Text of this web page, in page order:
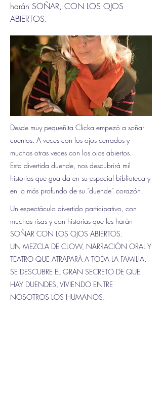
harán SOÑAR, CON LOS OJOS
ABIERTOS.
Desde muy pequeñita Clicka empezó a soñar
cuentos. A veces con los ojos cerrados y
muchas otras veces con los ojos abiertos.
Esta divertida duende, nos descubrirá mil
historias que guarda en su especial biblioteca y
en lo más profundo de su “duende” corazón.
Un espectáculo divertido participativo, con
muchas risas y con historias que les harán
SOÑAR CON LOS OJOS ABIERTOS.
UN MEZCLA DE CLOW, NARRACIÓN ORAL Y
TEATRO QUE ATRAPARÁ A TODA LA FAMILIA.
SE DESCUBRE EL GRAN SECRETO DE QUE
HAY DUENDES, VIVIENDO ENTRE
NOSOTROS LOS HUMANOS.